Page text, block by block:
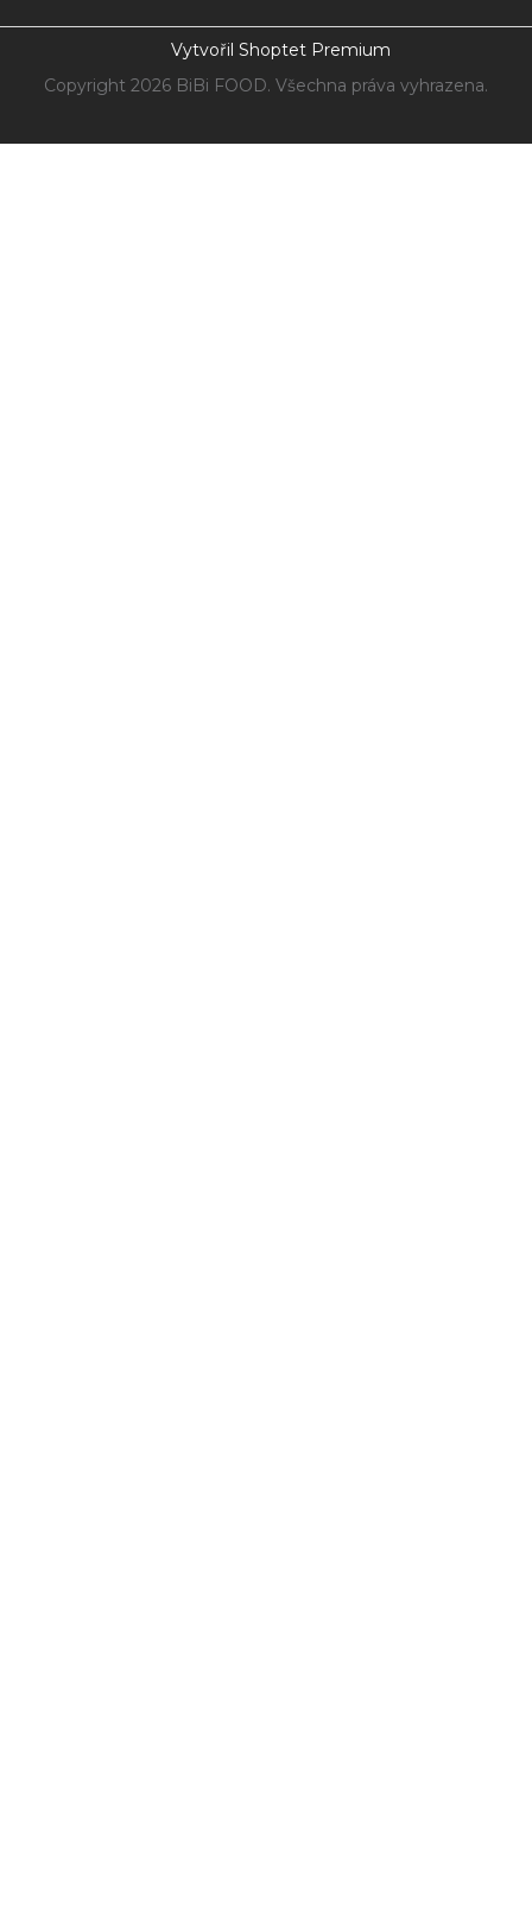
Vytvořil Shoptet Premium
Copyright 2026 BiBi FOOD. Všechna práva vyhrazena.